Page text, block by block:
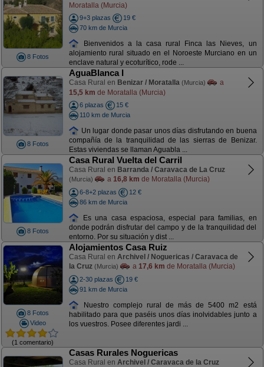
8 Fotos
Moratalla (Murcia)
9+3 plazas
19 €
70 km de Murcia
Bienvenidos a la casa rural Finca las Nieves, un
alojamiento rural situado en el Noroeste Murciano en un
enclave natural y ecoturítico, rode ...
8 Fotos
AguaBlanca I
Casa Rural en Benizar / Moratalla (Murcia)
a
15,5 km de Moratalla (Murcia)
6 plazas
15 €
110 km de Murcia
Un lugar donde pasar unos días disfrutando en buena
compañía de la tranquilidad de las sierras de Benizar.
Estas viviendas se llaman Aguabla ...
8 Fotos
Casa Rural Vuelta del Carril
Casa Rural en Barranda / Caravaca de La Cruz
(Murcia) a 16,8 km de Moratalla (Murcia)
6-8+2 plazas
12 €
86 km de Murcia
Es una casa espaciosa, especial para familias, en
donde podrán disfrutar del campo y de la tranquilidad del
entorno. Por su situación y dist ...
8 Fotos
Video
(1 comentario)
Alojamientos Casa Ruiz
Casa Rural en Archivel / Noguericas / Caravaca de
la Cruz (Murcia) a 17,6 km de Moratalla (Murcia)
2-30 plazas
19 €
91 km de Murcia
Nuestro complejo rural de más de 5400 m2 está
habilitado para que paséis unos días inolvidables junto a
los vuestros. Posee diferentes jardi ...
Casas Rurales Noguericas
Casa Rural en Archivel / Caravaca de la Cruz